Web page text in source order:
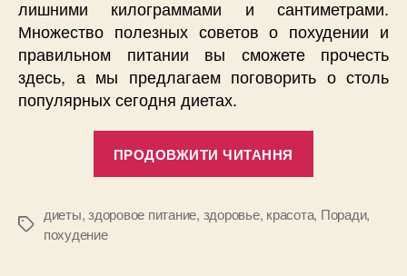
лишними килограммами и сантиметрами.
Множество полезных советов о похудении и
правильном питании вы сможете прочесть
здесь, а мы предлагаем поговорить о столь
популярных сегодня диетах.
ПРОДОВЖИТИ ЧИТАННЯ
от
Позначки
диеты,здоровое питание, здоровье, красота, Поради,
похудение